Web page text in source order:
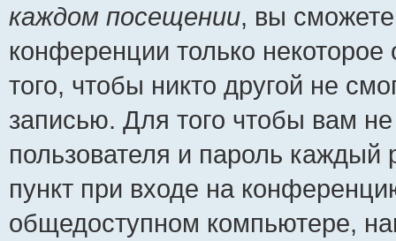
каждом посещении, вы
конференции только
того, чтобы никто другой не
записью. Для того чтобы вам
пользователя и пароль
пункт при входе на
общедоступном компьютере,